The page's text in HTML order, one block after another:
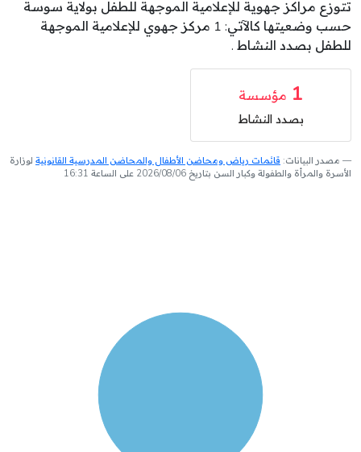
تتوزع مراكز جهوية للإعلامية الموجهة للطفل بولاية سوسة
حسب وضعيتها كالآتي: 1 مركز جهوي للإعلامية الموجهة
للطفل بصدد النشاط .
1 مؤسسة
بصدد النشاط
مصدر البيانات: قائمات رياض ومحاضن الأطفال والمحاضن المدرسية القانونية لوزارة
الأسرة والمرأة والطفولة وكبار السن بتاريخ 2026/08/06 على الساعة 16:31